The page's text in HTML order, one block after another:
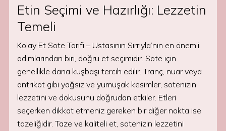
Etin Seçimi ve Hazırlığı: Lezzetin
Temeli
Kolay Et Sote Tarifi – Ustasının Sırrıyla’nın en önemli
adımlarından biri, doğru et seçimidir. Sote için
genellikle dana kuşbaşı tercih edilir. Tranç, nuar veya
antrikot gibi yağsız ve yumuşak kesimler, sotenizin
lezzetini ve dokusunu doğrudan etkiler. Etleri
seçerken dikkat etmeniz gereken bir diğer nokta ise
tazeliğidir. Taze ve kaliteli et, sotenizin lezzetini